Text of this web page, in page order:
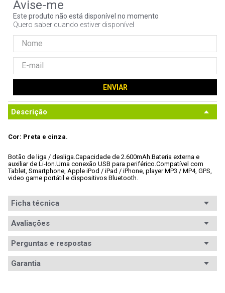
Este produto não está disponível no momento
Quero saber quando estiver disponível
ENVIAR
Descrição
Cor: Preta e cinza.
Botão de liga / desliga.Capacidade de 2.600mAh.Bateria externa e
auxiliar de Li-Ion.Uma conexão USB para periférico.Compatível com
Tablet, Smartphone, Apple iPod / iPad / iPhone, player MP3 / MP4, GPS,
video game portátil e dispositivos Bluetooth.
Ficha técnica
Ficha
Técnica
Código WAZ
112569
Interfaces e Conexões
Entrada:
Avaliações
Avaliações
Perguntas e respostas
Garantia
10º fractal